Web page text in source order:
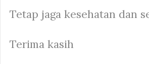
Tetap jaga kesehatan dan
Terima kasih